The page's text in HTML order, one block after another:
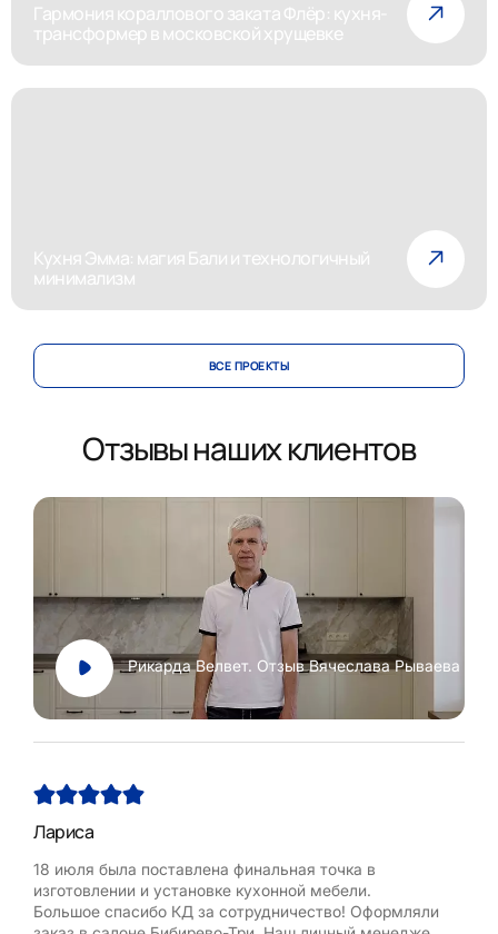
Гармония кораллового заката Флёр: кухня-
трансформер в московской хрущевке
Кухня Эмма: магия Бали и технологичный
минимализм
ВСЕ ПРОЕКТЫ
Отзывы наших клиентов
Рикарда Велвет. Отзыв Вячеслава Рываева
Лариса
18 июля была поставлена финальная точка в
изготовлении и установке кухонной мебели.
Большое спасибо КД за сотрудничество! Оформляли